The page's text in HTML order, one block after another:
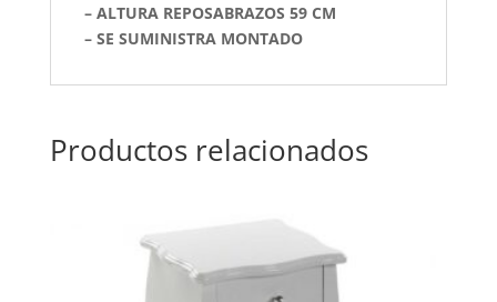
– ALTURA REPOSABRAZOS 59 CM
– SE SUMINISTRA MONTADO
Productos relacionados